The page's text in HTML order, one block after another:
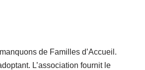
de Familles d’Accueil.
L’association fournit le